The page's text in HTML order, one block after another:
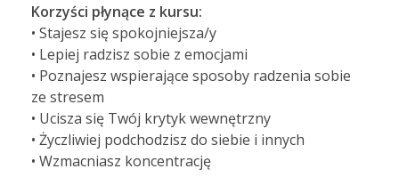
Korzyści płynące z kursu:
• Stajesz się spokojniejsza/y
• Lepiej radzisz sobie z emocjami
• Poznajesz wspierające sposoby radzenia sobie
ze stresem
• Ucisza się Twój krytyk wewnętrzny
• Życzliwiej podchodzisz do siebie i innych
• Wzmacniasz koncentrację